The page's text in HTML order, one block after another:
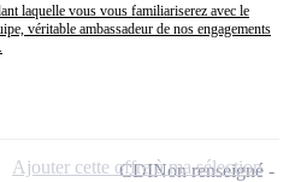
laquelle vous vous familiariserez avec le
véritable ambassadeur de nos engagements
CDINon renseigné
Ajouter cette offre à ma sélection